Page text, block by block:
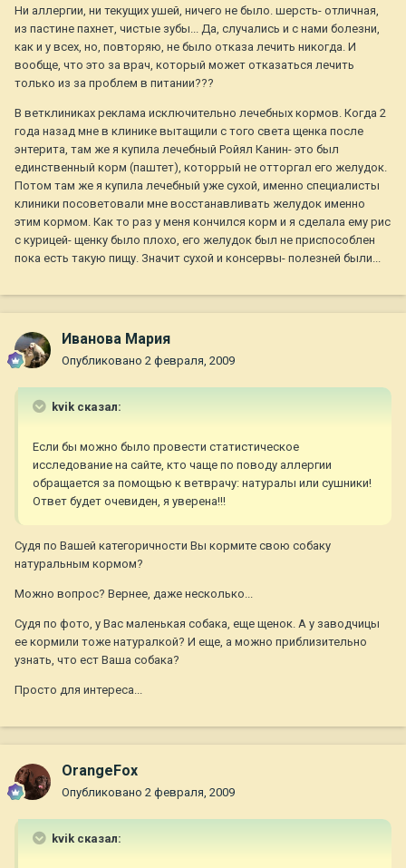
Ни аллергии, ни текущих ушей, ничего не было. шерсть- отличная,
из пастине пахнет, чистые зубы... Да, случались и с нами болезни,
как и у всех, но, повторяю, не было отказа лечить никогда. И
вообще, что это за врач, который может отказаться лечить
только из за проблем в питании???
В ветклиниках реклама исключительно лечебных кормов. Когда 2
года назад мне в клинике вытащили с того света щенка после
энтерита, там же я купила лечебный Ройял Канин- это был
единственный корм (паштет), которрый не отторгал его желудок.
Потом там же я купила лечебный уже сухой, именно специалисты
клиники посоветовали мне восстанавливать желудок именно
этим кормом. Как то раз у меня кончился корм и я сделала ему рис
с курицей- щенку было плохо, его желудок был не приспособлен
пока есть такую пищу. Значит сухой и консервы- полезней были...
Иванова Мария
Опубликовано 2 февраля, 2009
kvik сказал:
Если бы можно было провести статистическое
исследование на сайте, кто чаще по поводу аллергии
обращается за помощью к ветврачу: натуралы или сушники!
Ответ будет очевиден, я уверена!!!
Судя по Вашей категоричности Вы кормите свою собаку
натуральным кормом?
Можно вопрос? Вернее, даже несколько...
Судя по фото, у Вас маленькая собака, еще щенок. А у заводчицы
ее кормили тоже натуралкой? И еще, а можно приблизительно
узнать, что ест Ваша собака?
Просто для интереса...
OrangeFox
Опубликовано 2 февраля, 2009
kvik сказал: